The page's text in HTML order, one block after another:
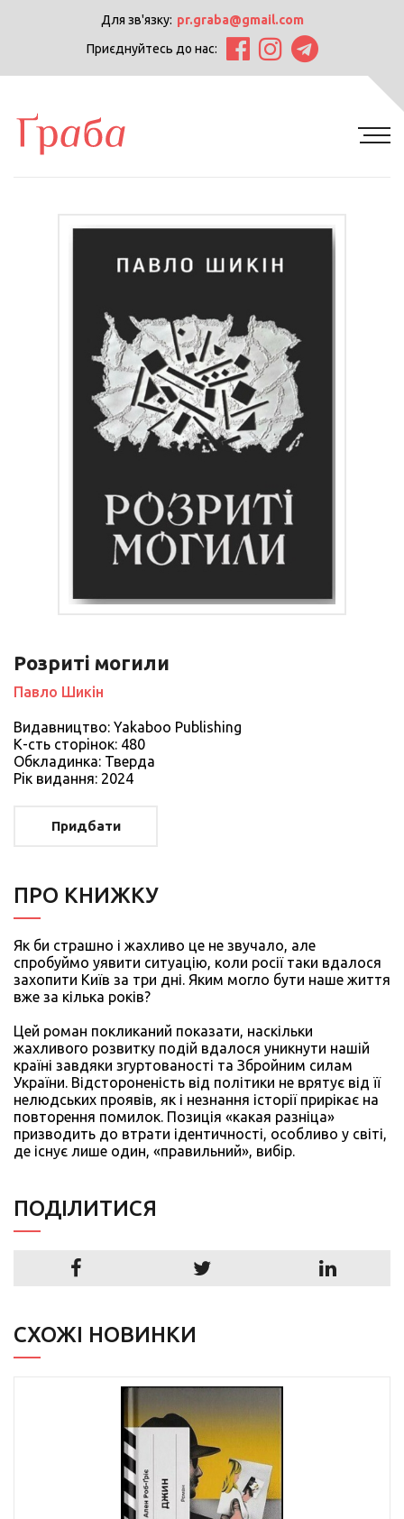
Для зв'язку: pr.graba@gmail.com
Приєднуйтесь до нас:
Розриті могили
Павло Шикін
Видавництво: Yakaboo Publishing
К-сть сторiнок: 480
Обкладинка: Тверда
Рiк видання: 2024
Придбати
ПРО КНИЖКУ
Як би страшно і жахливо це не звучало, але
спробуймо уявити ситуацію, коли росії таки вдалося
захопити Київ за три дні. Яким могло бути наше життя
вже за кілька років?
Цей роман покликаний показати, наскільки
жахливого розвитку подій вдалося уникнути нашій
країні завдяки згуртованості та Збройним силам
України. Відстороненість від політики не врятує від її
нелюдських проявів, як і незнання історії прирікає на
повторення помилок. Позиція «какая разніца»
призводить до втрати ідентичності, особливо у світі,
де існує лише один, «правильний», вибір.
ПОДIЛИТИСЯ
СХОЖІ НОВИНКИ